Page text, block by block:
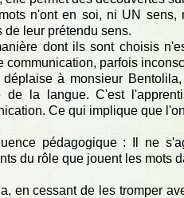
n'ont en soi, ni UN sens,
de leur prétendu sens.
dont ils sont choisis
communication, parfois
déplaise à monsieur
de la langue. C'est
Ce qui implique que
pédagogique : Il ne
du rôle que jouent les mots
en cessant de les tromper